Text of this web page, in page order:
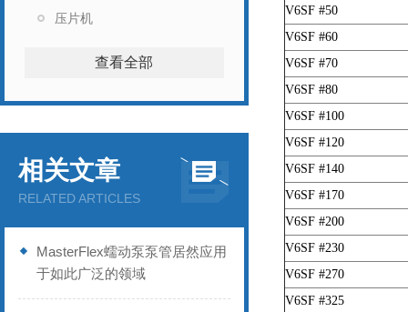
压片机
查看全部
相关文章
RELATED ARTICLES
MasterFlex蠕动泵泵管居然应用
于如此广泛的领域
V6SF #50
V6SF #60
V6SF #70
V6SF #80
V6SF #100
V6SF #120
V6SF #140
V6SF #170
V6SF #200
V6SF #230
V6SF #270
V6SF #325